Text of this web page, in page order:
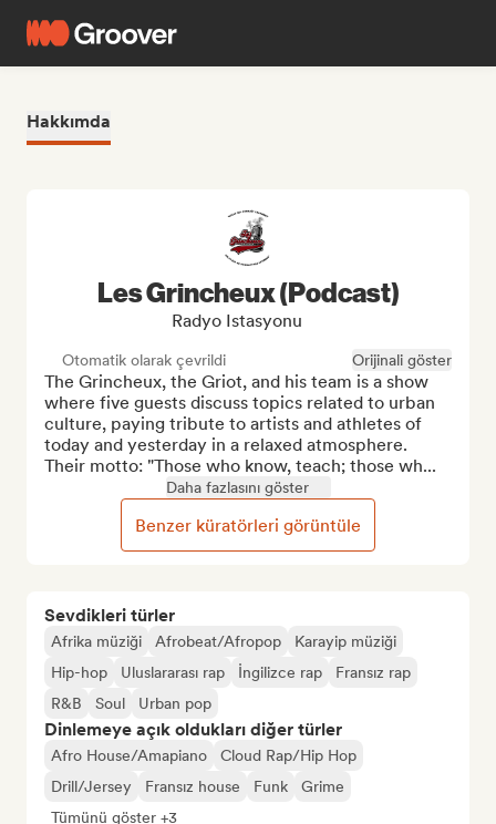
Hakkımda
Sevdikleri türler
Afrika müziği Afrobeat/Afropop
Karayip müziği
Hip-hop
Uluslararası rap İngilizce rap
Fransız rap
R&B
Soul Urban pop
Dinlemeye açık oldukları diğer türler
Afro House/Amapiano
Cloud Rap/Hip Hop
Drill/Jersey
Fransız house Funk
Grime
Tümünü göster +3
Les Grincheux (Podcast)
Radyo Istasyonu
Otomatik olarak çevrildi Orijinali göster
The Grincheux, the Griot, and his team is a show
where five guests discuss topics related to urban
culture, paying tribute to artists and athletes of
today and yesterday in a relaxed atmosphere.
Their motto: "Those who know, teach; those wh...
Daha fazlasını göster
Benzer küratörleri görüntüle